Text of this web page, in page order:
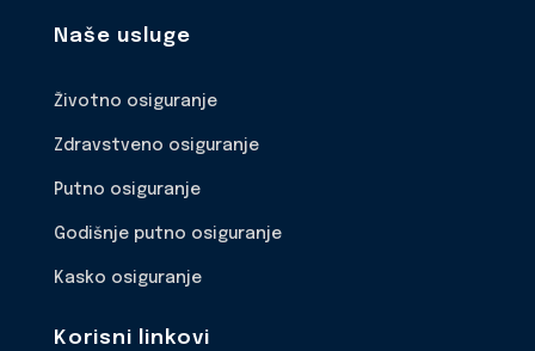
Naše usluge
Životno osiguranje
Zdravstveno osiguranje
Putno osiguranje
Godišnje putno osiguranje
Kasko osiguranje
Korisni linkovi